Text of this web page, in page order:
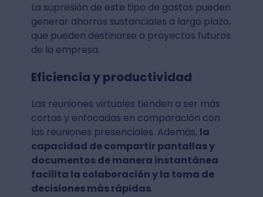
La supresión de este tipo de gastos pueden
generar ahorros sustanciales a largo plazo,
que pueden destinarse a proyectos futuros
de la empresa.
Eficiencia y productividad
Las reuniones virtuales tienden a ser más
cortas y enfocadas en comparación con
las reuniones presenciales. Además, la
capacidad de compartir pantallas y
documentos de manera instantánea
facilita la colaboración y la toma de
decisiones más rápidas.